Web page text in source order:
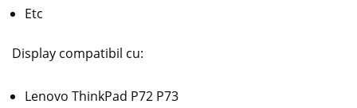
Etc
Display compatibil cu:
Lenovo ThinkPad P72 P73